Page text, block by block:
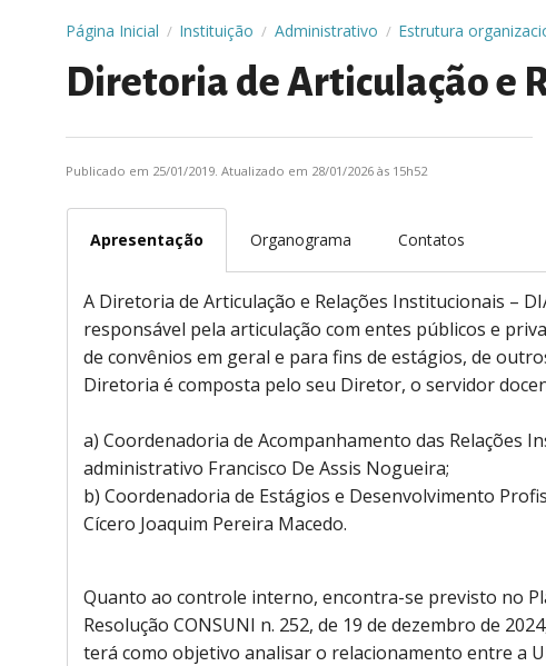
Página Inicial / Instituição / Administrativo / Estrutura
Diretoria de Articulação e
Publicado em 25/01/2019. Atualizado em 28/01/2026 às 15h52
Apresentação Organograma Contatos
A Diretoria de Articulação e Relações Institucionais –
responsável pela articulação com entes públicos e
de convênios em geral e para fins de estágios, de
Diretoria é composta pelo seu Diretor, o servidor
a) Coordenadoria de Acompanhamento das Relações
administrativo Francisco De Assis Nogueira;
b) Coordenadoria de Estágios e Desenvolvimento
Cícero Joaquim Pereira Macedo.
Quanto ao controle interno, encontra-se previsto no
Resolução CONSUNI n. 252, de 19 de dezembro de
terá como objetivo analisar o relacionamento entre a